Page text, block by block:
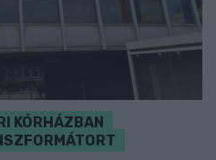
KÓRHÁZBAN